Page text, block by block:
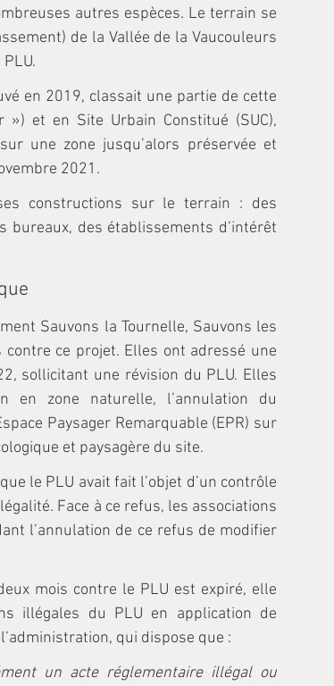
autres espèces. Le terrain se
de la Vallée de la Vaucouleurs
en 2019, classait une partie de cette
») et en Site Urbain Constitué (SUC),
une zone jusqu’alors préservée et
2021.
constructions sur le terrain : des
des établissements d’intérêt
Sauvons la Tournelle, Sauvons les
contre ce projet. Elles ont adressé une
sollicitant une révision du PLU. Elles
en zone naturelle, l’annulation du
Paysager Remarquable (EPR) sur
et paysagère du site.
le PLU avait fait l’objet d’un contrôle
Face à ce refus, les associations
l’annulation de ce refus de modifier
mois contre le PLU est expiré, elle
illégales du PLU en application de
qui dispose que :
un acte réglementaire illégal ou